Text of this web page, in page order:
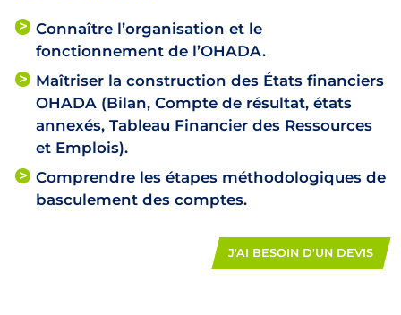
Connaître l’organisation et le
fonctionnement de l’OHADA.
Maîtriser la construction des États financiers
OHADA (Bilan, Compte de résultat, états
annexés, Tableau Financier des Ressources
et Emplois).
Comprendre les étapes méthodologiques de
basculement des comptes.
J'AI BESOIN D'UN DEVIS